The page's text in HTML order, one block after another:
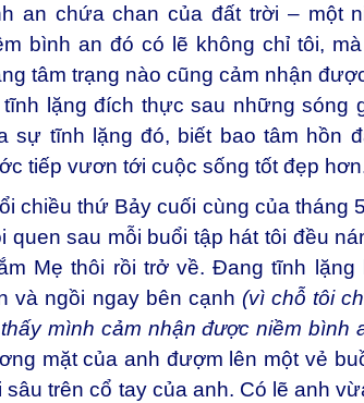
an chứa chan của đất trời – một
bình an đó có lẽ không chỉ tôi,
tâm trạng nào cũng cảm nhận
lặng đích thực sau những sóng
sự tĩnh lặng đó, biết bao tâm hồn
tiếp vươn tới cuộc sống tốt đẹp
chiều thứ Bảy cuối cùng của tháng
quen sau mỗi buổi tập hát tôi đều
Mẹ thôi rồi trở về. Đang tĩnh
và ngồi ngay bên cạnh (vì chỗ tôi
mình cảm nhận được niềm bình
mặt của anh đượm lên một vẻ
sâu trên cổ tay của anh. Có lẽ anh